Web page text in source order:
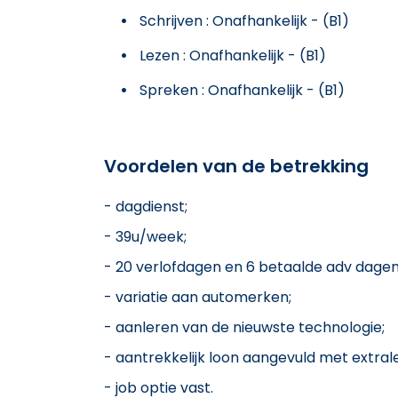
Schrijven : Onafhankelijk - (B1)
Lezen : Onafhankelijk - (B1)
Spreken : Onafhankelijk - (B1)
Voordelen van de betrekking
- dagdienst;
- 39u/week;
- 20 verlofdagen en 6 betaalde adv
- variatie aan automerken;
- aanleren van de nieuwste technologie;
- aantrekkelijk loon aangevuld met
- job optie vast.